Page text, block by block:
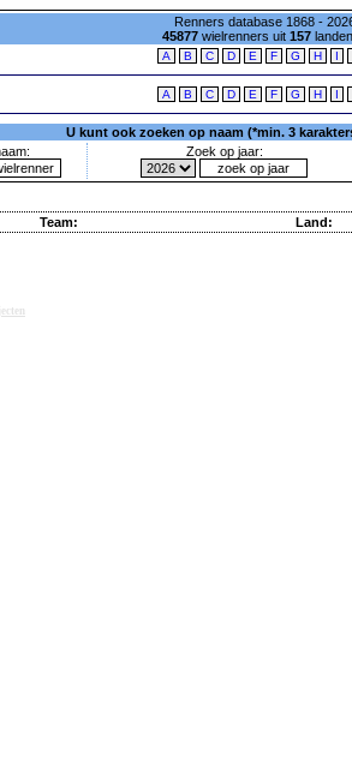
Renners database 1868 -
45877wielrenners uit 157
A B C D E F G H I
A B C D E F G H I
U kunt ook zoeken op naam (*min. 3
Zoek op jaar:
Team: Land: